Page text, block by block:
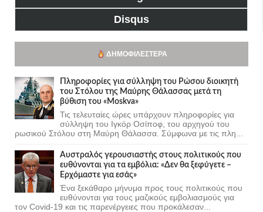
Disqus
ΔΗΜΟΦΙΛΈΣΤΕΡΑ
Πληροφορίες για σύλληψη του Ρώσου διοικητή
του Στόλου της Mαύρης Θάλασσας μετά τη
βύθιση του «Moskva»
Τις τελευταίες ώρες υπάρχουν πληροφορίες για
σύλληψη του Ιγκόρ Οσίποφ, του αρχηγού του
ρωσικού Στόλου στη Μαύρη Θάλασσα. Σύμφωνα με τις πλη...
Αυστραλός γερουσιαστής στους πολιτικούς που
ευθύνονται για τα εμβόλια: «Δεν θα ξεφύγετε –
Ερχόμαστε για εσάς»
Ένα ξεκάθαρο μήνυμα προς τους πολιτικούς που
ευθύνονται για τους μαζικούς εμβολιασμούς για
τον Covid-19 και τις παρενέργειες που προκάλεσαν...